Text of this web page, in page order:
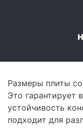
Размеры плиты
Это гарантирует
устойчивость
подходит для